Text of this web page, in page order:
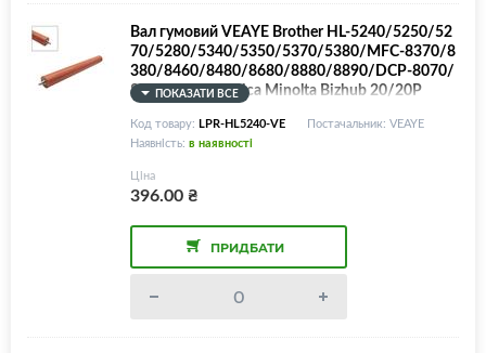
Вал гумовий VEAYE Brother HL-5240/5250/52
70/5280/5340/5350/5370/5380/MFC-8370/8
380/8460/8480/8680/8880/8890/DCP-8070/
8080/8085/Konica Minolta Bizhub 20/20P
ПОКАЗАТИ ВСЕ
Код товару: LPR-HL5240-VE
Постачальник: VEAYE
Наявність: в наявності
Ціна
396.00₴
ПРИДБАТИ